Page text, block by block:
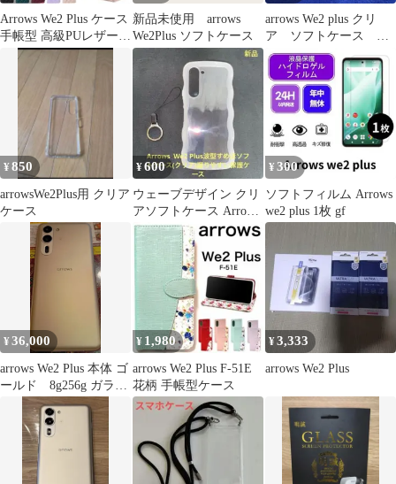
Arrows We2 Plus ケース
手帳型 高級PUレザー
おしゃれ
新品未使用 arrows
We2Plus ソフトケース
arrows We2 plus クリ
ア ソフトケース
TPU素材 プラス
¥850
arrowsWe2Plus用 クリア
ケース
¥600
ウェーブデザイン クリ
アソフトケース Arrows
We2 Plus対応
¥ 300
ソフトフィルム Arrows
we2 plus 1枚 gf
¥36,000
arrows We2 Plus 本体 ゴ
ールド 8g256g ガラス
フィルム付き
¥ 1,980
arrows We2 Plus F-51E
花柄 手帳型ケース
¥3,333
arrows We2 Plus